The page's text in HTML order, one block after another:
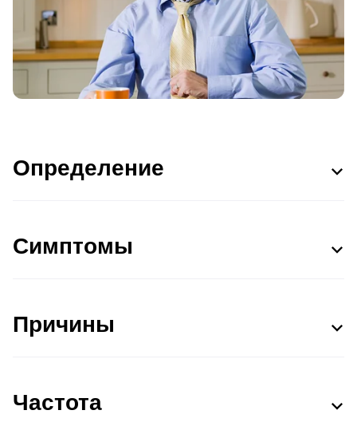
Определение
Симптомы
Причины
Частота